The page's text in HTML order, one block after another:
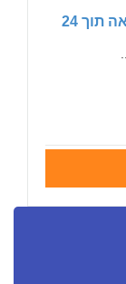
הלוואה באישור מיידי – קבלת הלוואה תוך 24